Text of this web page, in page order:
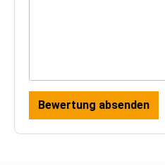
Bewertung absenden